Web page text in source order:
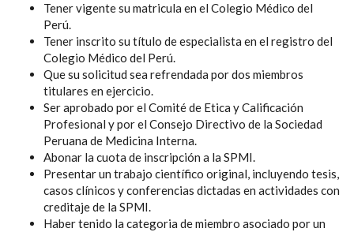
Tener vigente su matricula en el Colegio Médico del
Perú.
Tener inscrito su título de especialista en el registro del
Colegio Médico del Perú.
Que su solicitud sea refrendada por dos miembros
titulares en ejercicio.
Ser aprobado por el Comité de Etica y Calificación
Profesional y por el Consejo Directivo de la Sociedad
Peruana de Medicina Interna.
Abonar la cuota de inscripción a la SPMI.
Presentar un trabajo científico original, incluyendo tesis,
casos clínicos y conferencias dictadas en actividades con
creditaje de la SPMI.
Haber tenido la categoria de miembro asociado por un